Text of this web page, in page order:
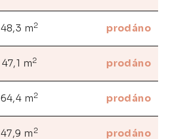
48,3 m2 prodáno
47,1 m2 prodáno
64,4 m2 prodáno
47,9 m 2 prodáno